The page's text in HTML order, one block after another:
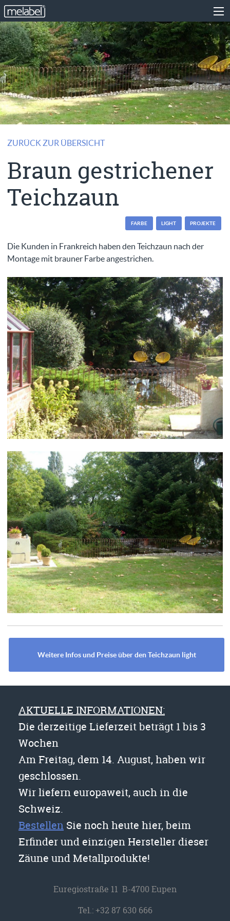
ZURÜCK ZUR ÜBERSICHT
Braun gestrichener
Teichzaun
FARBE LIGHT PROJEKTE
Die Kunden in Frankreich haben den Teichzaun nach der
Montage mit brauner Farbe angestrichen.
Weitere Infos und Preise über den Teichzaun light
AKTUELLE INFORMATIONEN:
Die derzeitige Lieferzeit beträgt 1 bis 3
Wochen
Am Freitag, dem 14. August, haben wir
geschlossen.
Wir liefern europaweit, auch in die
Schweiz.
Bestellen Sie noch heute hier, beim
Erfinder und einzigen Hersteller dieser
Zäune und Metallprodukte!
Euregiostraße 11 B-4700 Eupen
Tel.:+32 87 630 666